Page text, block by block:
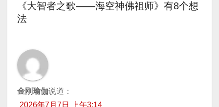
导
《大智者之歌——海空神佛祖师》有8个想
法
金刚瑜伽说道：
2026年7月7日 上午3:14